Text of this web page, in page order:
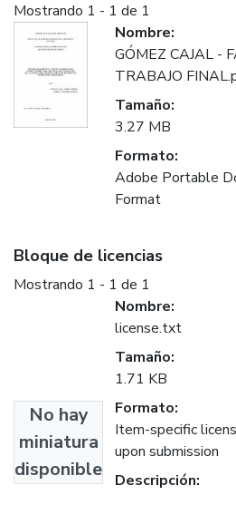
Mostrando 1 - 1 de 1
Nombre:
GÓMEZ CAJAL -
TRABAJO
Tamaño:
3.27 MB
Formato:
Adobe Portable
Format
Bloque de licencias
Mostrando 1 - 1 de 1
No hay
miniatura
disponible
Nombre:
license.txt
Tamaño:
1.71 KB
Formato:
Item-specific
upon submission
Descripción: